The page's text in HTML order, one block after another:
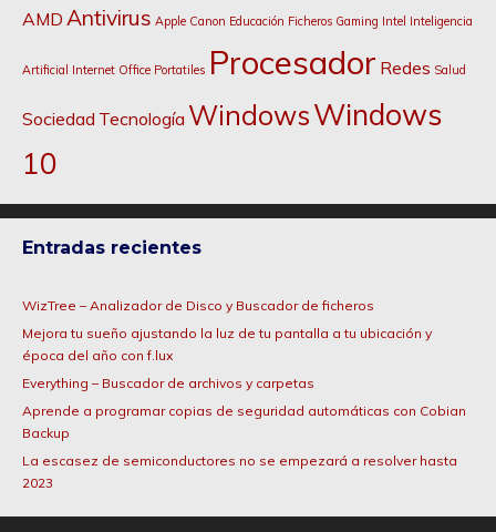
AMD Antivirus Apple Canon Educación Ficheros Gaming Intel Inteligencia
Artificial Internet Office Portatiles Procesador Redes Salud
Sociedad Tecnología WindowsWindows
10
Entradas recientes
WizTree – Analizador de Disco y Buscador de ficheros
Mejora tu sueño ajustando la luz de tu pantalla a tu ubicación y
época del año con f.lux
Everything – Buscador de archivos y carpetas
Aprende a programar copias de seguridad automáticas con Cobian
Backup
La escasez de semiconductores no se empezará a resolver hasta
2023